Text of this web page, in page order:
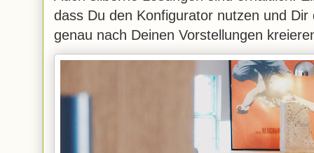
dass Du den Konfigurator nutzen und
genau nach Deinen Vorstellungen